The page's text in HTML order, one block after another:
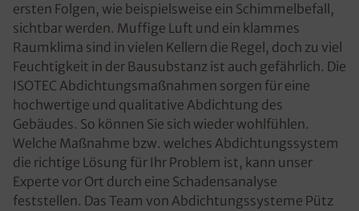
ersten Folgen, wie beispielsweise ein Schimmelbefall,
sichtbar werden. Muffige Luft und ein klammes
Raumklima sind in vielen Kellern die Regel, doch zu viel
Feuchtigkeit in der Bausubstanz ist auch gefährlich. Die
ISOTEC Abdichtungsmaßnahmen sorgen für eine
hochwertige und qualitative Abdichtung des
Gebäudes. So können Sie sich wieder wohlfühlen.
Welche Maßnahme bzw. welches Abdichtungssystem
die richtige Lösung für Ihr Problem ist, kann unser
Experte vor Ort durch eine Schadensanalyse
feststellen. Das Team von Abdichtungssysteme Pütz